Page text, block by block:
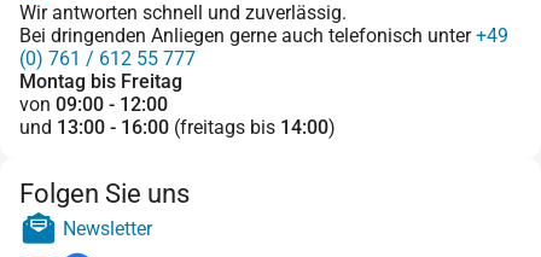
Wir antworten schnell und zuverlässig.
Bei dringenden Anliegen gerne auch telefonisch unter+49
(0) 761 / 612 55 777
Montag bis Freitag
von 09:00 - 12:00
und 13:00 - 16:00 (freitags bis 14:00)
Folgen Sie uns
Newsletter